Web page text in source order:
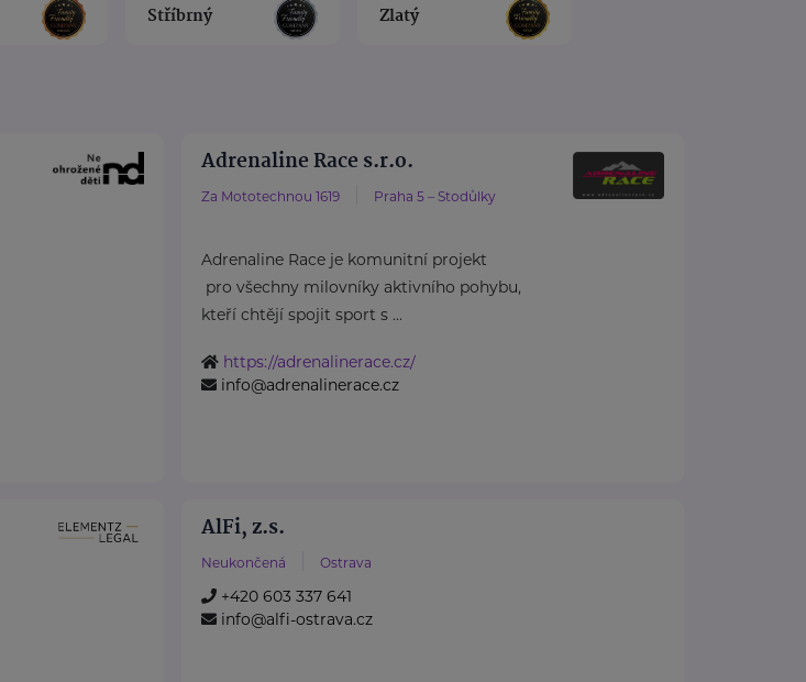
Stříbrný Zlatý
Adrenaline Race s.r.o.
Za Mototechnou 1619 Praha 5 – Stodůlky
Adrenaline Race je komunitní projekt
pro všechny milovníky aktivního pohybu,
kteří chtějí spojit sport s ...
https://adrenalinerace.cz/
info@adrenalinerace.cz
AlFi, z.s.
Neukončená Ostrava
+420 603 337 641
info@alfi-ostrava.cz